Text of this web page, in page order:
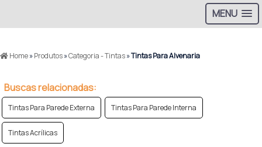
MENU
Home»Produtos»Categoria - Tintas»Tintas Para Alvenaria
Buscas relacionadas:
Tintas Para Parede Externa Tintas Para Parede Interna
Tintas Acrílicas